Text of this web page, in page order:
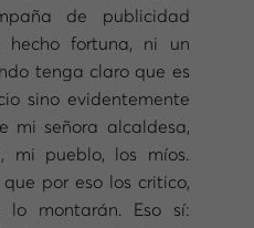
de publicidad
hecho fortuna, ni un
tenga claro que es
sino evidentemente
mi señora alcaldesa,
mi pueblo, los míos.
por eso los critico,
montarán. Eso sí: